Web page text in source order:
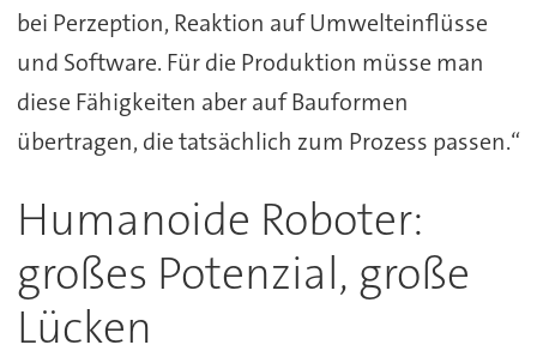
bei Perzeption, Reaktion auf Umwelteinflüsse
und Software. Für die Produktion müsse man
diese Fähigkeiten aber auf Bauformen
übertragen, die tatsächlich zum Prozess passen.“
Humanoide Roboter:
großes Potenzial, große
Lücken